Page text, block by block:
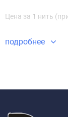
Цена за 1 нить
подробнее